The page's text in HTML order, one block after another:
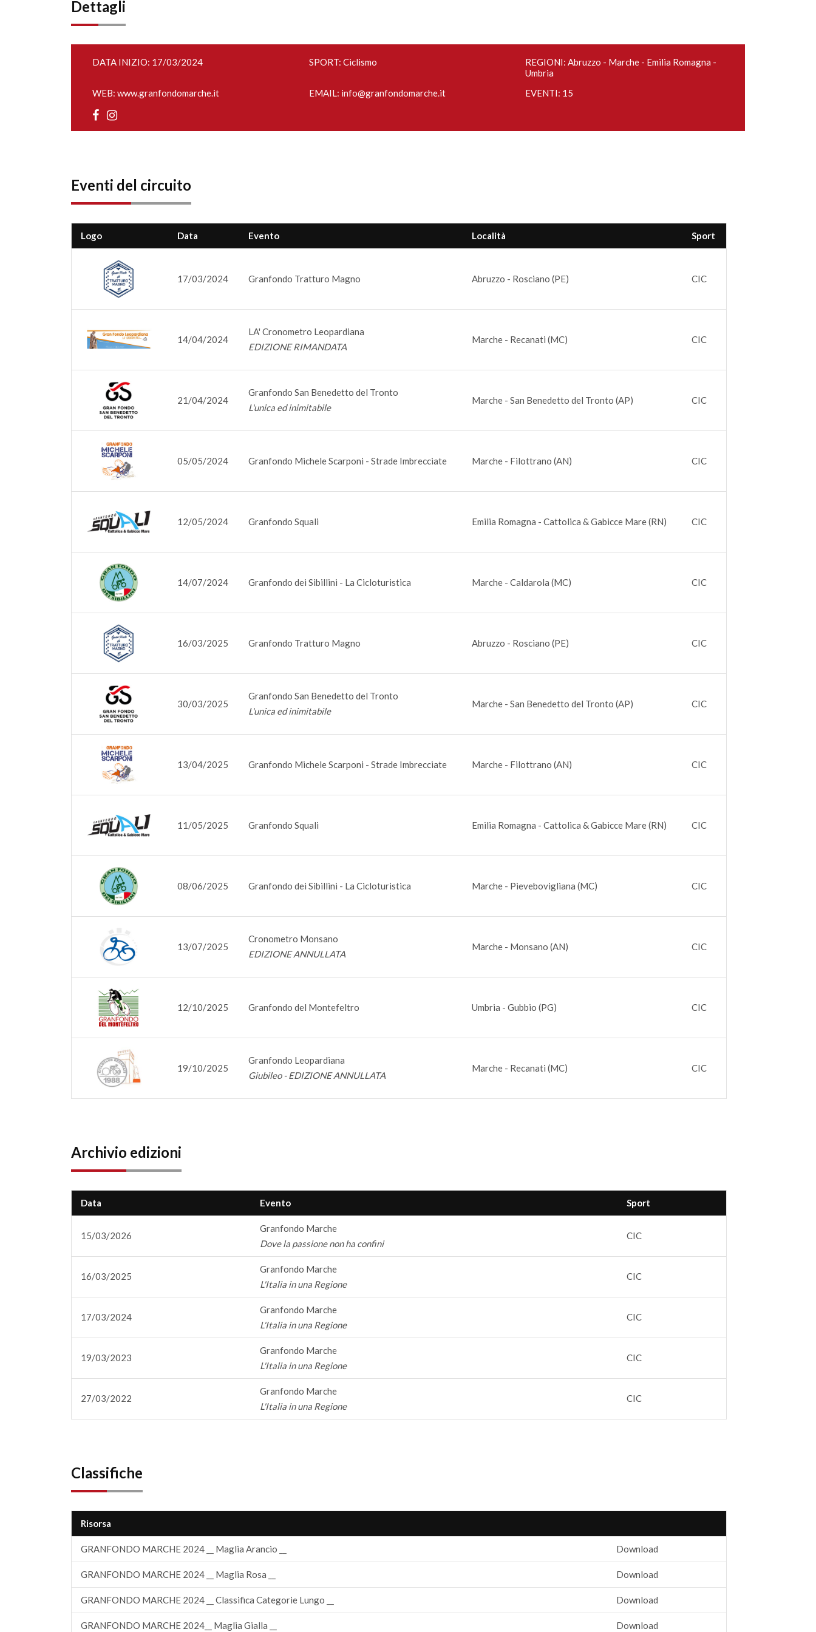
Dettagli
DATA INIZIO: 17/03/2024 SPORT: Ciclismo
REGIONI: Abruzzo - Marche - Emilia Romagna -
Umbria
WEB: www.granfondomarche.it EMAIL: info@granfondomarche.it EVENTI: 15
Eventi del circuito
Logo Data Evento Località Sport
17/03/2024 Granfondo Tratturo Magno Abruzzo - Rosciano (PE) CIC
14/04/2024
LA' Cronometro Leopardiana
EDIZIONE RIMANDATA
Marche - Recanati (MC) CIC
21/04/2024
Granfondo San Benedetto del Tronto
L'unica ed inimitabile
Marche - San Benedetto del Tronto (AP) CIC
05/05/2024 Granfondo Michele Scarponi - Strade Imbrecciate Marche - Filottrano (AN) CIC
12/05/2024 Granfondo Squali Emilia Romagna - Cattolica & Gabicce Mare (RN) CIC
14/07/2024 Granfondo dei Sibillini - La Cicloturistica Marche - Caldarola (MC) CIC
16/03/2025 Granfondo Tratturo Magno Abruzzo - Rosciano (PE) CIC
30/03/2025
Granfondo San Benedetto del Tronto
L'unica ed inimitabile
Marche - San Benedetto del Tronto (AP) CIC
13/04/2025 Granfondo Michele Scarponi - Strade Imbrecciate Marche - Filottrano (AN) CIC
11/05/2025 Granfondo Squali Emilia Romagna - Cattolica & Gabicce Mare (RN) CIC
08/06/2025 Granfondo dei Sibillini - La Cicloturistica Marche - Pievebovigliana (MC) CIC
13/07/2025
Cronometro Monsano
EDIZIONE ANNULLATA
Marche - Monsano (AN) CIC
12/10/2025 Granfondo del Montefeltro Umbria - Gubbio (PG) CIC
19/10/2025
Granfondo Leopardiana
Giubileo - EDIZIONE ANNULLATA
Marche - Recanati (MC) CIC
Archivio edizioni
Data Evento Sport
15/03/2026
Granfondo Marche
Dove la passione non ha confini
CIC
16/03/2025
Granfondo Marche
L'Italia in una Regione
CIC
17/03/2024
Granfondo Marche
L'Italia in una Regione
CIC
19/03/2023
Granfondo Marche
L'Italia in una Regione
CIC
27/03/2022
Granfondo Marche
L'Italia in una Regione
CIC
Classifiche
Risorsa
GRANFONDO MARCHE 2024 __ Maglia Arancio __ Download
GRANFONDO MARCHE 2024 __ Maglia Rosa __ Download
GRANFONDO MARCHE 2024 __ Classifica Categorie Lungo __ Download
GRANFONDO MARCHE 2024__ Maglia Gialla __ Download